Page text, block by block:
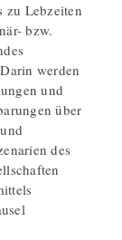
zu Lebzeiten
bzw.
werden
und
über
des